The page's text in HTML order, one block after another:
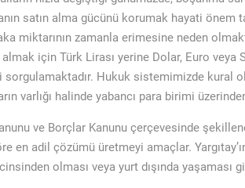
satın alma gücünü korumak hayati önem
miktarının zamanla erimesine neden
almak için Türk Lirası yerine Dolar, Euro veya
sorgulamaktadır. Hukuk sistemimizde kural
varlığı halinde yabancı para birimi
ve Borçlar Kanunu çerçevesinde
en adil çözümü üretmeyi amaçlar.
olması veya yurt dışında